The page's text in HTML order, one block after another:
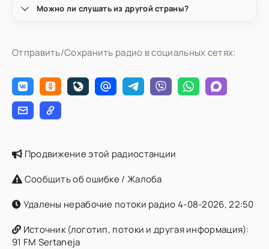
Можно ли слушать из другой страны?
Отправить/Сохранить радио в социальных сетях:
Продвижение этой радиостанции
Сообщить об ошибке / Жалоба
Удалены нерабочие потоки радио 4-08-2026, 22:50
Источник (логотип, потоки и другая информация):
91 FM Sertaneja